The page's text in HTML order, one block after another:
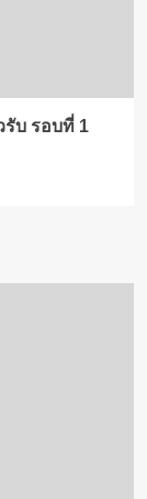
รับ รอบที่ 1